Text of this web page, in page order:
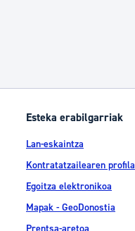
Esteka erabilgarriak
Lan-eskaintza
Kontratatzailearen profila
Egoitza elektronikoa
Mapak - GeoDonostia
Prentsa-aretoa